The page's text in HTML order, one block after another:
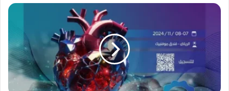
انطلاق
الوطني
الثالث
بالرياض..
نوفمبر
المقبل